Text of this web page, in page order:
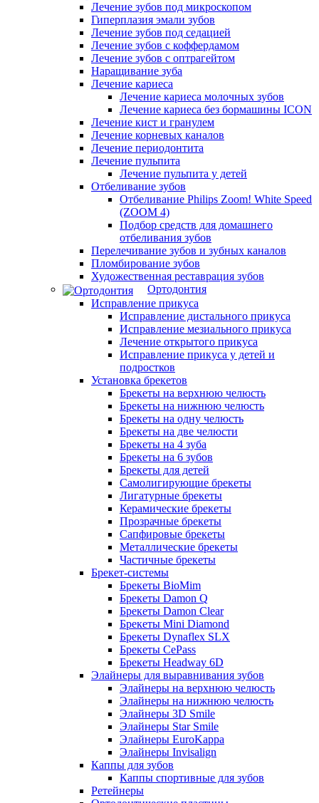
Лечение зубов под микроскопом
Гиперплазия эмали зубов
Лечение зубов под седацией
Лечение зубов с коффердамом
Лечение зубов с оптрагейтом
Наращивание зуба
Лечение кариеса
Лечение кариеса молочных зубов
Лечение кариеса без бормашины ICON
Лечение кист и гранулем
Лечение корневых каналов
Лечение периодонтита
Лечение пульпита
Лечение пульпита у детей
Отбеливание зубов
Отбеливание Philips Zoom! White Speed
(ZOOM 4)
Подбор средств для домашнего
отбеливания зубов
Перелечивание зубов и зубных каналов
Пломбирование зубов
Художественная реставрация зубов
Ортодонтия
Исправление прикуса
Исправление дистального прикуса
Исправление мезиального прикуса
Лечение открытого прикуса
Исправление прикуса у детей и
подростков
Установка брекетов
Брекеты на верхнюю челюсть
Брекеты на нижнюю челюсть
Брекеты на одну челюсть
Брекеты на две челюсти
Брекеты на 4 зуба
Брекеты на 6 зубов
Брекеты для детей
Самолигирующие брекеты
Лигатурные брекеты
Керамические брекеты
Прозрачные брекеты
Сапфировые брекеты
Металлические брекеты
Частичные брекеты
Брекет-системы
Брекеты BioMim
Брекеты Damon Q
Брекеты Damon Clear
Брекеты Mini Diamond
Брекеты Dynaflex SLX
Брекеты CePass
Брекеты Headway 6D
Элайнеры для выравнивания зубов
Элайнеры на верхнюю челюсть
Элайнеры на нижнюю челюсть
Элайнеры 3D Smile
Элайнеры Star Smile
Элайнеры EuroKappa
Элайнеры Invisalign
Каппы для зубов
Каппы спортивные для зубов
Ретейнеры